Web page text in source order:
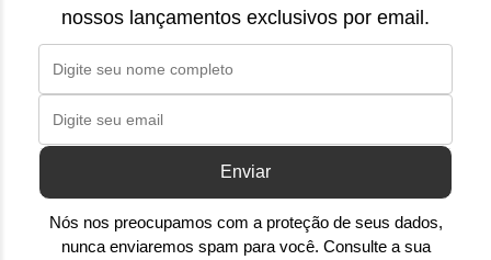
nossos lançamentos exclusivos por email.
Enviar
Nós nos preocupamos com a proteção de seus dados,
nunca enviaremos spam para você. Consulte a sua